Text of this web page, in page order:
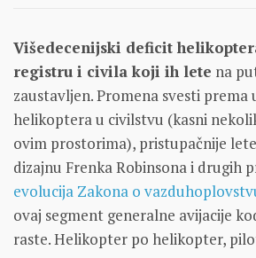
Višedecenijski deficit
registru i civila koji ih lete na
zaustavljen. Promena svesti prema
helikoptera u civilstvu (kasni
ovim prostorima), pristupačnije
dizajnu Frenka Robinsona i drugih
evolucija Zakona o
ovaj segment generalne avijacije
raste. Helikopter po helikopter,